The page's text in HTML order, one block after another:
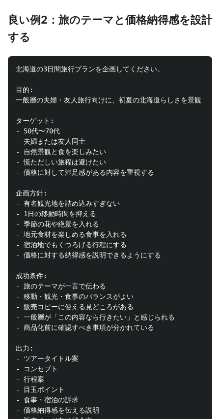
良い例2：旅のテーマと価格納得感を設計
する
北海道の3日間旅行プランを企画してください。
目的:
一般層の夫婦・友人旅行向けに、初夏の北海道らしさを景観・
ターゲット:
- 50代〜70代
- 夫婦または友人同士
- 自然景観と食を楽しみたい
- 慌ただしい旅程は避けたい
- 価格に対して満足感がある内容を重視する
企画方針:
- 有名観光地を詰め込みすぎない
- 1日の移動時間を抑える
- 季節の花や絶景を入れる
- 地元食材を楽しめる食事を入れる
- 宿泊地でもくつろげる行程にする
- 価格に対する納得感を説明できるようにする
成功条件:
- 旅のテーマが一言で伝わる
- 移動・観光・食事のバランスがよい
- 販売コピーに使える見どころがある
- 一般層が「この内容なら行きたい」と感じられる
- 商品化前に確認すべき事項が分かれている
出力:
- ツアータイトル案
- コンセプト
- 行程案
- 目玉ポイント
- 食事・宿泊の訴求
- 価格納得感を伝える説明